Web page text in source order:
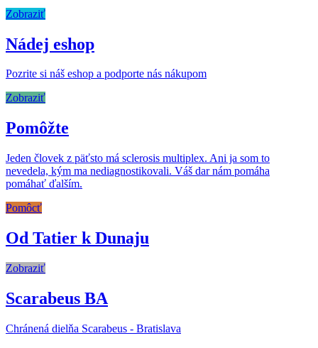
Zobraziť
Nádej eshop
Pozrite si náš eshop a podporte nás nákupom
Zobraziť
Pomôžte
Jeden človek z päťsto má sclerosis multiplex. Ani ja som to
nevedela, kým ma nediagnostikovali. Váš dar nám pomáha
pomáhať ďalším.
Pomôcť
Od Tatier k Dunaju
Zobraziť
Scarabeus BA
Chránená dielňa Scarabeus - Bratislava